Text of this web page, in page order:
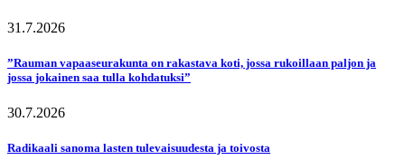
31.7.2026
”Rauman vapaaseurakunta on rakastava koti, jossa rukoillaan paljon ja
jossa jokainen saa tulla kohdatuksi”
30.7.2026
Radikaali sanoma lasten tulevaisuudesta ja toivosta